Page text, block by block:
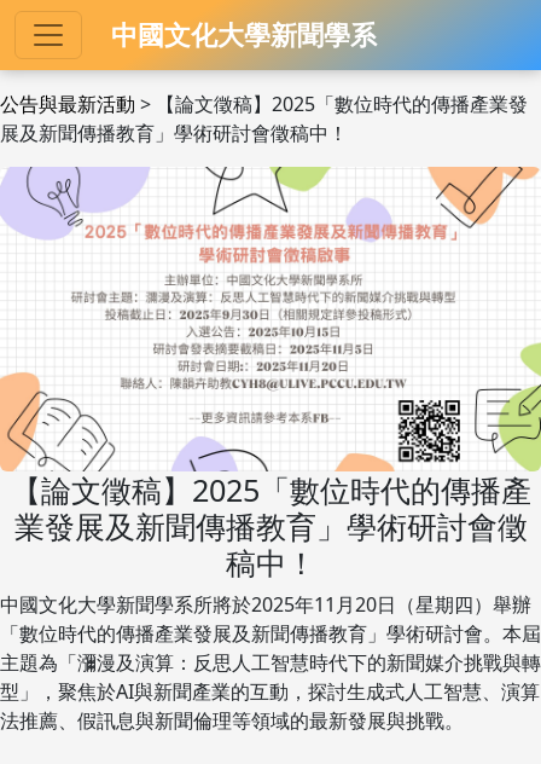
中國文化大學新聞學系
公告與最新活動 > 【論文徵稿】2025「數位時代的傳播產業發
展及新聞傳播教育」學術研討會徵稿中！
【論文徵稿】2025「數位時代的傳播產
業發展及新聞傳播教育」學術研討會徵
稿中！
中國文化大學新聞學系所將於2025年11月20日（星期四）舉辦
「數位時代的傳播產業發展及新聞傳播教育」學術研討會。本屆
主題為「瀰漫及演算：反思人工智慧時代下的新聞媒介挑戰與轉
型」，聚焦於AI與新聞產業的互動，探討生成式人工智慧、演算
法推薦、假訊息與新聞倫理等領域的最新發展與挑戰。